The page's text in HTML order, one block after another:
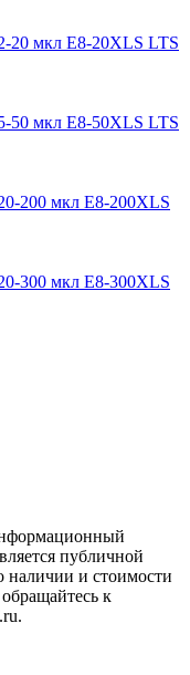
20 мкл E8-20XLS LTS
50 мкл E8-50XLS LTS
200 мкл E8-200XLS
300 мкл E8-300XLS
публичной
и стоимости
к